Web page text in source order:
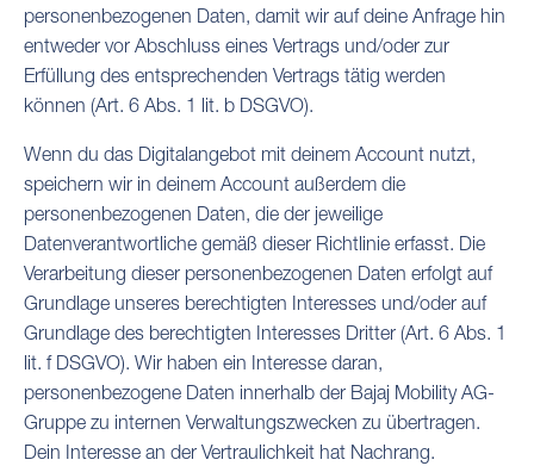
personenbezogenen Daten, damit wir auf deine Anfrage hin
entweder vor Abschluss eines Vertrags und/oder zur
Erfüllung des entsprechenden Vertrags tätig werden
können (Art. 6 Abs. 1 lit. b DSGVO).
Wenn du das Digitalangebot mit deinem Account nutzt,
speichern wir in deinem Account außerdem die
personenbezogenen Daten, die der jeweilige
Datenverantwortliche gemäß dieser Richtlinie erfasst. Die
Verarbeitung dieser personenbezogenen Daten erfolgt auf
Grundlage unseres berechtigten Interesses und/oder auf
Grundlage des berechtigten Interesses Dritter (Art. 6 Abs. 1
lit. f DSGVO). Wir haben ein Interesse daran,
personenbezogene Daten innerhalb der Bajaj Mobility AG-
Gruppe zu internen Verwaltungszwecken zu übertragen.
Dein Interesse an der Vertraulichkeit hat Nachrang.